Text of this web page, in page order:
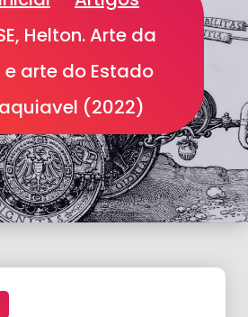
Helton. Arte da
arte do Estado
(2022)